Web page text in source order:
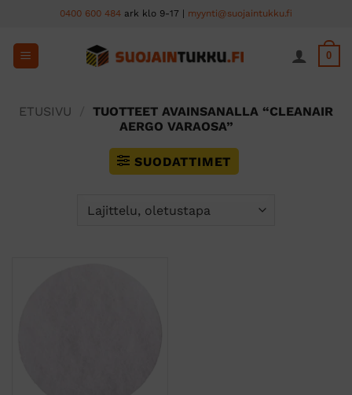
content
0400 600 484 ark klo 9-17 | myynti@suojaintukku.fi
0
ETUSIVU
TUOTTEET AVAINSANALLA “CLEANAIR
AERGO VARAOSA”
SUODATTIMET